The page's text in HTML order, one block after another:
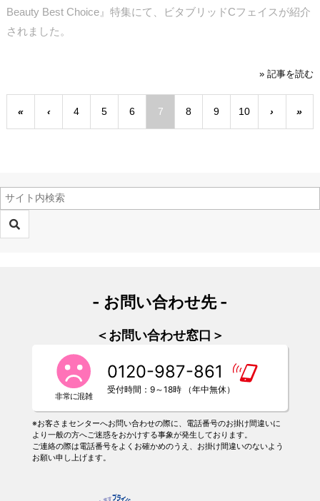
Beauty Best Choice』特集にて、ビタブリッドCフェイスが紹介
されました。
» 記事を読む
« ‹ 4 5 6 7 8 9 10 › »
- お問い合わせ先 -
＜お問い合わせ窓口＞
0120-987-861
受付時間：9～18時 （年中無休）
※お客さまセンターへお問い合わせの際に、電話番号のお掛け間違いに
より一般の方へご迷惑をおかけする事象が発生しております。
ご連絡の際は電話番号をよくお確かめのうえ、お掛け間違いのないよう
お願い申し上げます。